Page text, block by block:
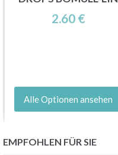
2.60 €
Alle Optionen ansehen
EMPFOHLEN FÜR SIE